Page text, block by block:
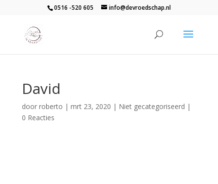
0516 -520 605 info@devroedschap.nl
David
door roberto | mrt 23, 2020 | Niet gecategoriseerd |
0 Reacties